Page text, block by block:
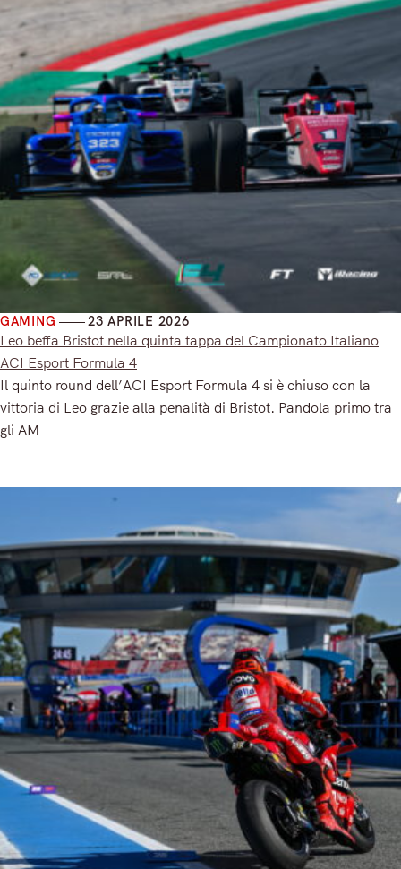
GAMING 23 APRILE 2026
Leo beffa Bristot nella quinta tappa del Campionato Italiano
ACI Esport Formula 4
Il quinto round dell’ACI Esport Formula 4 si è chiuso con la
vittoria di Leo grazie alla penalità di Bristot. Pandola primo tra
gli AM